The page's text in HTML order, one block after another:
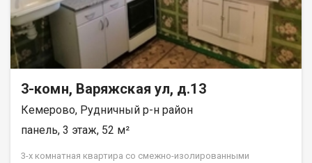
Чистая продажа, без сложностей. Приходите на просмотр!
Покажем в любое удобное время. Звоните!
3-комн, Варяжская ул, д.13
Кемерово, Рудничный р-н район
панель, 3 этаж, 52 м²
3-х комнатная квартира со смежно-изолированными